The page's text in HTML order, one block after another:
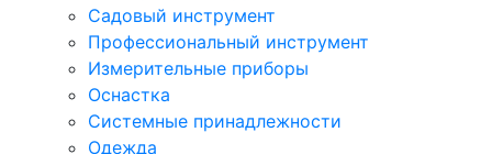
Садовый инструмент
Профессиональный инструмент
Измерительные приборы
Оснастка
Системные принадлежности
Одежда